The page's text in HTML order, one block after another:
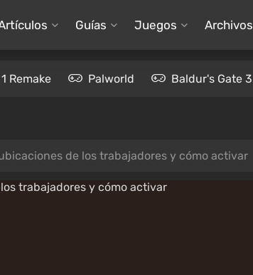
Guías Juegos Archivos
Remake Palworld Baldur's Gate 3
de los trabajadores y cómo activar